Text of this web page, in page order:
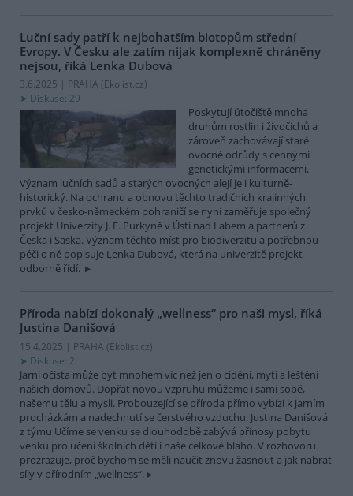
Luční sady patří k nejbohatším biotopům střední
Evropy. V Česku ale zatím nijak komplexně chráněny
nejsou, říká Lenka Dubová
3.6.2025 | PRAHA (Ekolist.cz)
Diskuse: 29
Poskytují útočiště mnoha
druhům rostlin i živočichů a
zároveň zachovávají staré
ovocné odrůdy s cennými
genetickými informacemi.
Význam lučních sadů a starých ovocných alejí je i kulturně-
historický. Na ochranu a obnovu těchto tradičních krajinných
prvků v česko-německém pohraničí se nyní zaměřuje společný
projekt Univerzity J. E. Purkyně v Ústí nad Labem a partnerů z
Česka i Saska. Význam těchto míst pro biodiverzitu a potřebnou
péči o ně popisuje Lenka Dubová, která na univerzitě projekt
odborně řídí.
Příroda nabízí dokonalý „wellness“ pro naši mysl, říká
Justina Danišová
15.4.2025 | PRAHA (Ekolist.cz)
Diskuse: 2
Jarní očista může být mnohem víc než jen o cídění, mytí a leštění
našich domovů. Dopřát novou vzpruhu můžeme i sami sobě,
našemu tělu a mysli. Probouzející se příroda přímo vybízí k jarním
procházkám a nadechnutí se čerstvého vzduchu. Justina Danišová
z týmu Učíme se venku se dlouhodobě zabývá přínosy pobytu
venku pro učení školních dětí i naše celkové blaho. V rozhovoru
prozrazuje, proč bychom se měli naučit znovu žasnout a jak nabrat
síly v přírodním „wellness“.